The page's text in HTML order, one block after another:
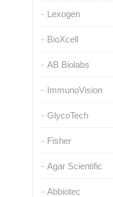
Lexogen
BioXcell
AB Biolabs
ImmunoVision
GlycoTech
Fisher
Agar Scientific
Abbiotec